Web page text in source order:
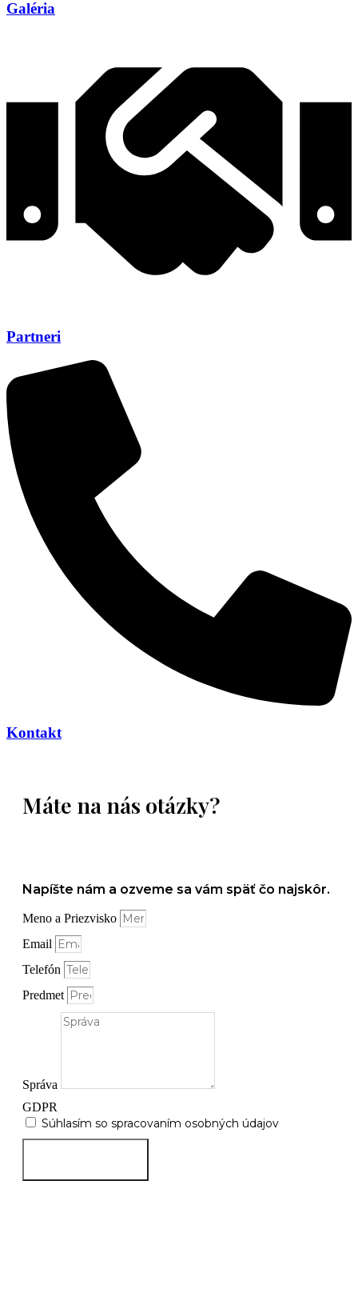
Galéria
Partneri
Kontakt
Máte na nás otázky?
Napíšte nám a ozveme sa vám späť čo najskôr.
Meno a Priezvisko
Email
Telefón
Predmet
Správa
GDPR
Súhlasím so spracovaním osobných údajov